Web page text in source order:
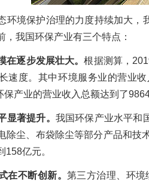
环境保护治理的力度持续加大
，我国环保产业有三个特点：
在逐步发展壮大。根据测算，
速度。其中环境服务业的营业
保产业的营业收入总额达到了
显著提升。 我国环保产业水平和
除尘、布袋除尘等部分产品和技
158亿元。
在不断创新。 第三方治理、环境